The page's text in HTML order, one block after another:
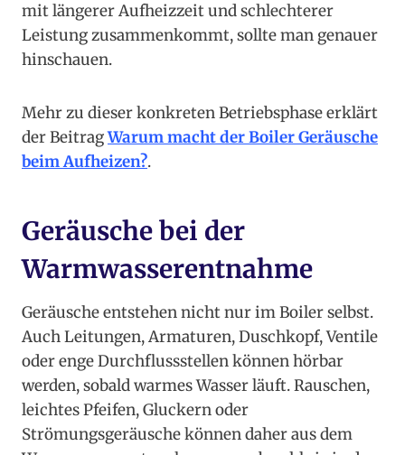
mit längerer Aufheizzeit und schlechterer
Leistung zusammenkommt, sollte man genauer
hinschauen.
Mehr zu dieser konkreten Betriebsphase erklärt
der BeitragWarum macht der Boiler Geräusche
beim Aufheizen?.
Geräusche bei der
Warmwasserentnahme
Geräusche entstehen nicht nur im Boiler selbst.
Auch Leitungen, Armaturen, Duschkopf, Ventile
oder enge Durchflussstellen können hörbar
werden, sobald warmes Wasser läuft. Rauschen,
leichtes Pfeifen, Gluckern oder
Strömungsgeräusche können daher aus dem